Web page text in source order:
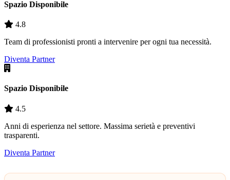
Spazio Disponibile
4.8
Team di professionisti pronti a intervenire per ogni tua necessità.
Diventa Partner
Spazio Disponibile
4.5
Anni di esperienza nel settore. Massima serietà e preventivi
trasparenti.
Diventa Partner